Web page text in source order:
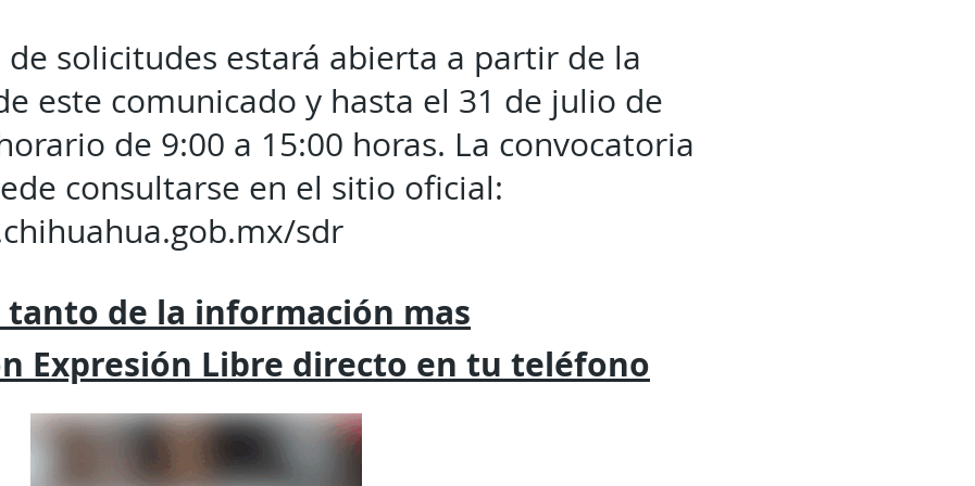
de solicitudes estará abierta a partir de la
este comunicado y hasta el 31 de julio de
de 9:00 a 15:00 horas. La convocatoria
consultarse en el sitio oficial:
sdr
de la información mas
Expresión Libre directo en tu teléfono